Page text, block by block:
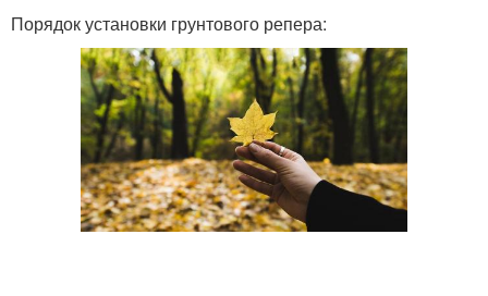
Порядок установки грунтового репера: